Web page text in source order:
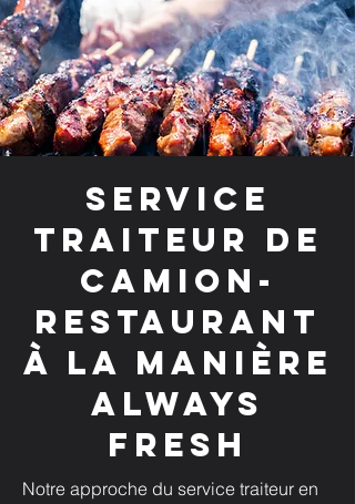
Service
traiteur de
camion-
restaurant
à la manière
Always
Fresh
Notre approche du service traiteur en